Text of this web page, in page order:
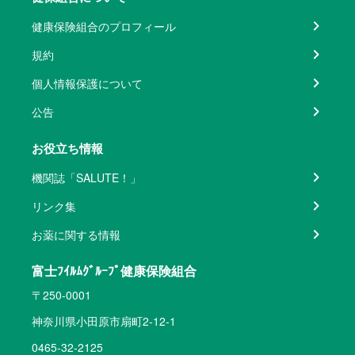
健康保険組合のプロフィール
規約
個人情報保護について
公告
お役立ち情報
機関誌「SALUTE！」
リンク集
お薬に関する情報
富士ﾌｲﾙﾑｸﾞﾙｰﾌﾟ健康保険組合
〒250-0001
神奈川県小田原市扇町2-12-1
0465-32-2125